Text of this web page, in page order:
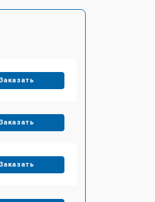
Заказать
Заказать
Заказать